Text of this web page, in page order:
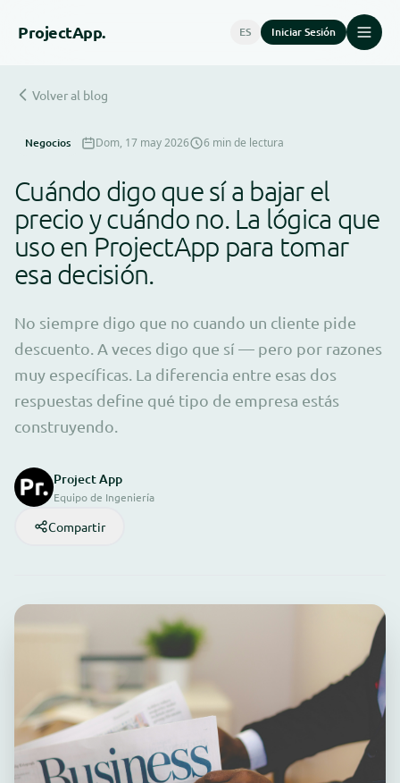
ProjectApp. ES Iniciar Sesión
Volver al blog
Negocios Dom, 17 may 2026 6 min de lectura
Cuándo digo que sí a bajar el
precio y cuándo no. La lógica que
uso en ProjectApp para tomar
esa decisión.
No siempre digo que no cuando un cliente pide
descuento. A veces digo que sí — pero por razones
muy específicas. La diferencia entre esas dos
respuestas define qué tipo de empresa estás
construyendo.
Project App
Equipo de Ingeniería
Compartir